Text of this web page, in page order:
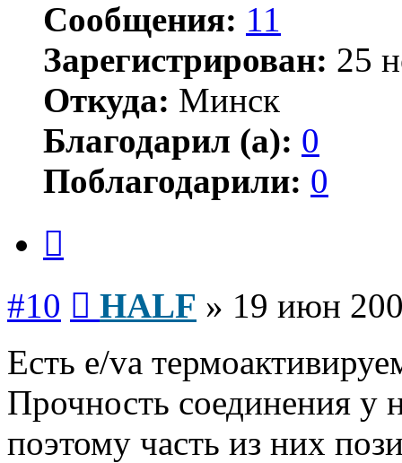
Сообщения: 11
Зарегистрирован: 25
Откуда: Минск
Благодарил (а): 0
Поблагодарили: 0
#10 HALF » 19 июн
Есть e/va
Прочность соединения у
поэтому часть из них